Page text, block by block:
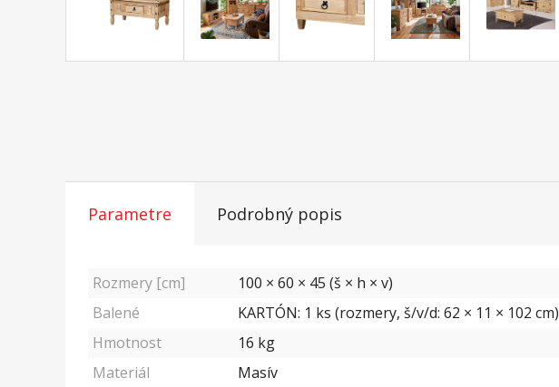
Parametre Podrobný popis
Rozmery [cm]
100 × 60 × 45 (š × h × v)
Balené
KARTÓN: 1 ks (rozmery, š/v/d: 62 × 11 × 102 cm)
Hmotnost
16 kg
Materiál
Masív